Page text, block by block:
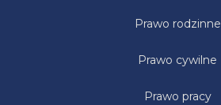
Prawo rodzinne
Prawo cywilne
Prawo pracy